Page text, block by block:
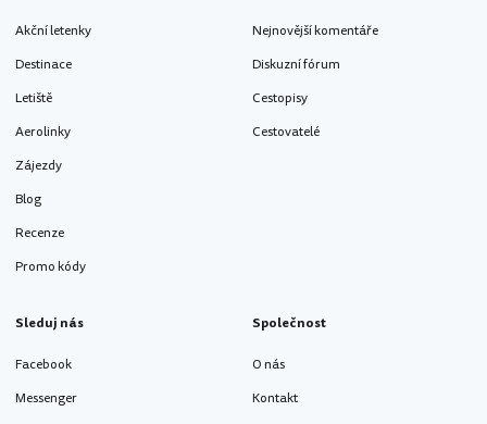
Akční letenky
Destinace
Letiště
Aerolinky
Zájezdy
Blog
Recenze
Promo kódy
Nejnovější komentáře
Diskuzní fórum
Cestopisy
Cestovatelé
Sleduj nás
Facebook
Messenger
Společnost
O nás
Kontakt